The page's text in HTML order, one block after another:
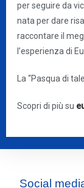
per seguire da
nata per dare
raccontare il
l’esperienza di
La “Pasqua di
Scopri di più su
Social